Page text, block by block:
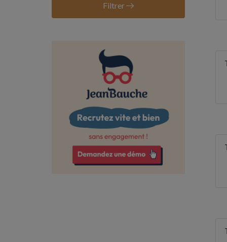
Bas-Rhin
Calvados
Charente
Charente-Maritime
Corrèze
Filtrer